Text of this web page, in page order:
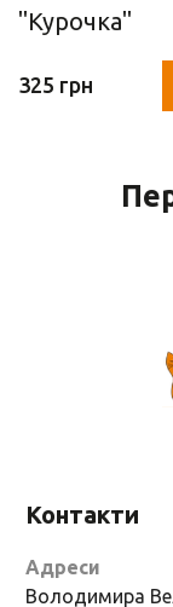
"Курочка"
9х10х16 см)
325 грн
Контакти
Адреси
Володимира